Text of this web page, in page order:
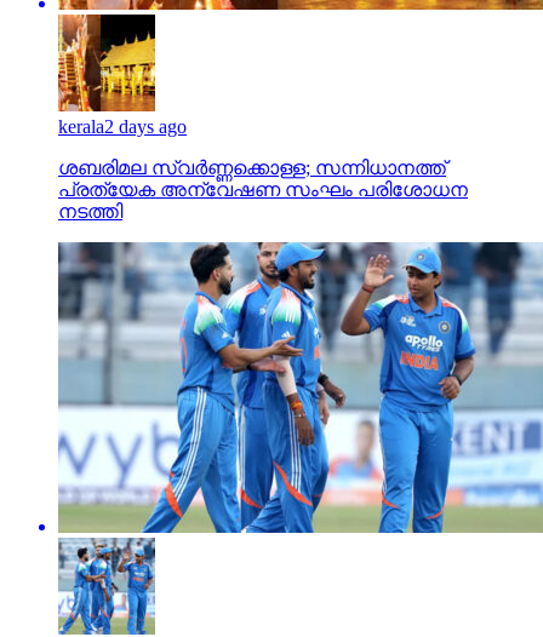
kerala2 days ago
ശബരിമല സ്വര്‍ണ്ണക്കൊള്ള; സന്നിധാനത്ത്
പ്രത്യേക അന്വേഷണ സംഘം പരിശോധന
നടത്തി